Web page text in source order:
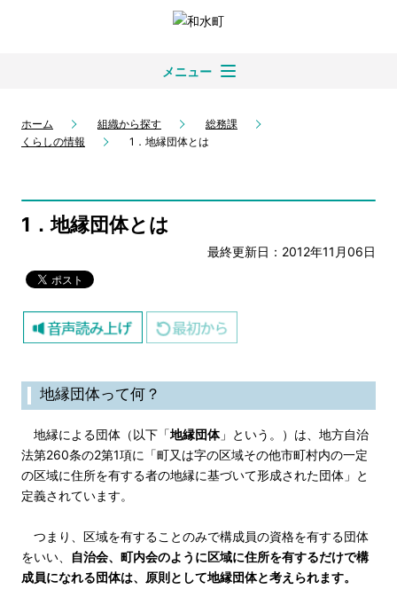
メニュー
ホーム 組織から探す
総務課
くらしの情報
1．地縁団体とは
1．地縁団体とは
最終更新日：2012年11月06日
地縁団体って何？
地縁による団体（以下「地縁団体」という。）は、地方自治
法第260条の2第1項に「町又は字の区域その他市町村内の一定
の区域に住所を有する者の地縁に基づいて形成された団体」と
定義されています。
つまり、区域を有することのみで構成員の資格を有する団体
をいい、
自治会、町内会のように区域に住所を有するだけで構
成員になれる団体は、原則として地縁団体と考えられます。